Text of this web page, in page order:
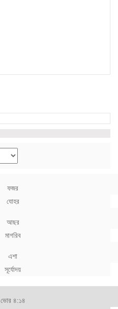
ফজর
যোহর
আছর
মাগরিব
এশা
সূর্যোদয়
ভোর ৪:১৪